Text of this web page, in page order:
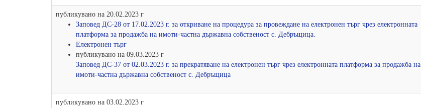
публикувано на 20.02.2023 г
Заповед ДС-28 от 17.02.2023 г. за откриване на процедура за провеждане на електронен търг чрез електронната
платформа за продажба на имоти-частна държавна собственост с. Дебръщица.
Електронен търг
публикувано на 09.03.2023 г
Заповед ДС-37 от 02.03.2023 г. за прекратяване на електронен търг чрез електронната платформа за продажба на
имоти-частна държавна собственост с. Дебръщица
публикувано на 03.02.2023 г